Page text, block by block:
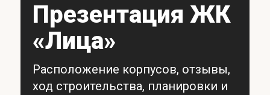
Презентация ЖК
«Лица»
Расположение корпусов, отзывы,
ход строительства, планировки и